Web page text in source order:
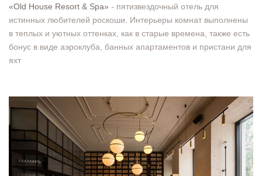
«Old House Resort & Spa» - пятизвездочный отель для
истинных любителей роскоши. Интерьеры комнат выполнены
в теплых и уютных оттенках, как в старые времена, также есть
бонус в виде аэроклуба, банных апартаментов и пристани для
яхт